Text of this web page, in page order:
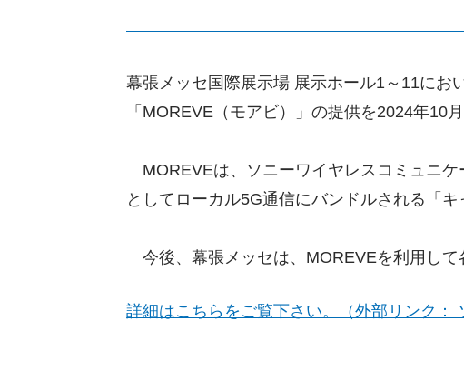
幕張メッセ国際展示場 展示ホール1～11にお
「MOREVE（モアビ）」の提供を2024年10
MOREVEは、ソニーワイヤレスコミュニ
としてローカル5G通信にバンドルされる「
今後、幕張メッセは、MOREVEを利用して
詳細はこちらをご覧下さい。（外部リンク：